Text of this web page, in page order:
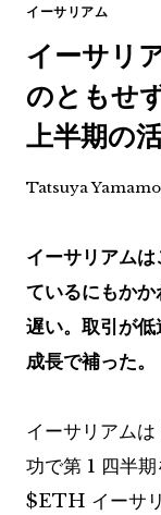
イーサリアム
イーサリ
のともせ
上半期の
Tatsuya
イーサリアム
ているにもかか
遅い。取引が
成長で補った。
イーサリアム
功で第 1 四半
$ETH イーサ